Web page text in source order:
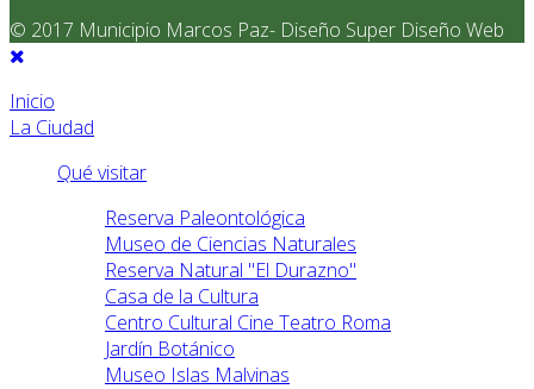
© 2017 Municipio Marcos Paz- Diseño Super Diseño Web
Inicio
La Ciudad
Qué visitar
Reserva Paleontológica
Museo de Ciencias Naturales
Reserva Natural "El Durazno"
Casa de la Cultura
Centro Cultural Cine Teatro Roma
Jardín Botánico
Museo Islas Malvinas